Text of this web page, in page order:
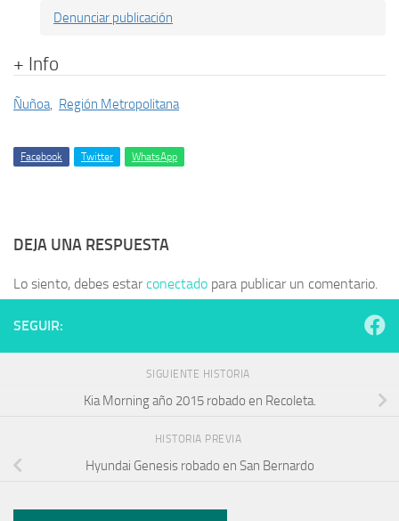
Denunciar publicación
+ Info
Ñuñoa, Región Metropolitana
Facebook Twitter WhatsApp
DEJA UNA RESPUESTA
Lo siento, debes estarconectado para publicar un comentario.
SEGUIR:
SIGUIENTE HISTORIA
Kia Morning año 2015 robado en Recoleta.
HISTORIA PREVIA
Hyundai Genesis robado en San Bernardo